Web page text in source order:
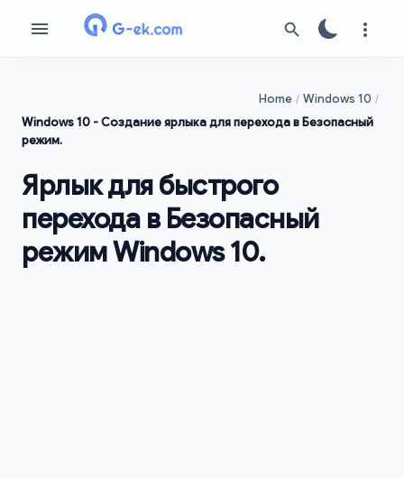
Home
Windows 10
Windows 10 - Создание ярлыка для перехода в Безопасный
режим.
Ярлык для быстрого
перехода в Безопасный
режим Windows 10.